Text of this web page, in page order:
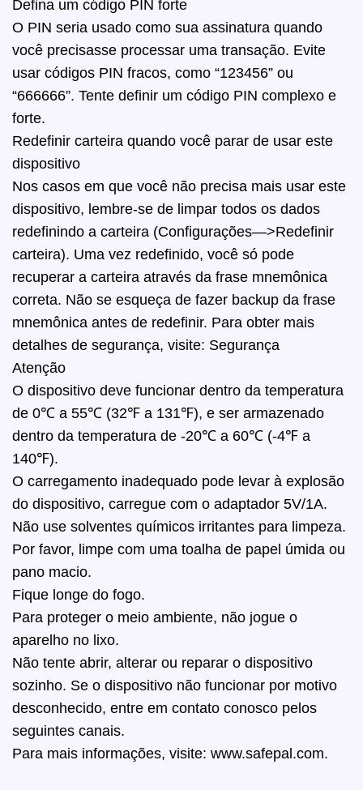
Defina um código PIN forte
O PIN seria usado como sua assinatura quando
você precisasse processar uma transação. Evite
usar códigos PIN fracos, como “123456” ou
“666666”. Tente definir um código PIN complexo e
forte.
Redefinir carteira quando você parar de usar este
dispositivo
Nos casos em que você não precisa mais usar este
dispositivo, lembre-se de limpar todos os dados
redefinindo a carteira (Configurações—>Redefinir
carteira). Uma vez redefinido, você só pode
recuperar a carteira através da frase mnemônica
correta. Não se esqueça de fazer backup da frase
mnemônica antes de redefinir. Para obter mais
detalhes de segurança, visite: Segurança
Atenção
O dispositivo deve funcionar dentro da temperatura
de 0℃ a 55℃ (32℉ a 131℉), e ser armazenado
dentro da temperatura de -20℃ a 60℃ (-4℉ a
140℉).
O carregamento inadequado pode levar à explosão
do dispositivo, carregue com o adaptador 5V/1A.
Não use solventes químicos irritantes para limpeza.
Por favor, limpe com uma toalha de papel úmida ou
pano macio.
Fique longe do fogo.
Para proteger o meio ambiente, não jogue o
aparelho no lixo.
Não tente abrir, alterar ou reparar o dispositivo
sozinho. Se o dispositivo não funcionar por motivo
desconhecido, entre em contato conosco pelos
seguintes canais.
Para mais informações, visite: www.safepal.com.